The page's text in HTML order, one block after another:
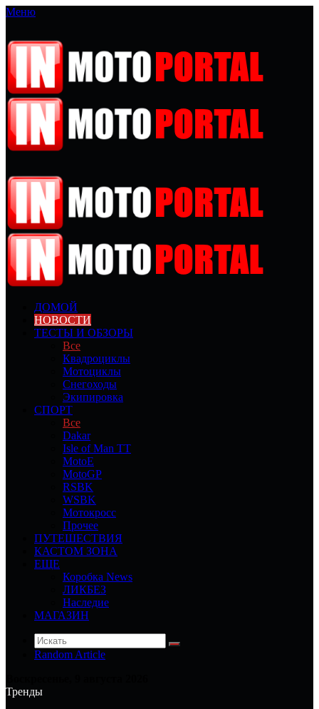
Меню
ДОМОЙ
НОВОСТИ
ТЕСТЫ И ОБЗОРЫ
Все
Квадроциклы
Мотоциклы
Снегоходы
Экипировка
СПОРТ
Все
Dakar
Isle of Man TT
MotoE
MotoGP
RSBK
WSBK
Мотокросс
Прочее
ПУТЕШЕСТВИЯ
КАСТОМ ЗОНА
ЕЩЕ
Коробка News
ЛИКБЕЗ
Наследие
МАГАЗИН
Random Article
Тренды